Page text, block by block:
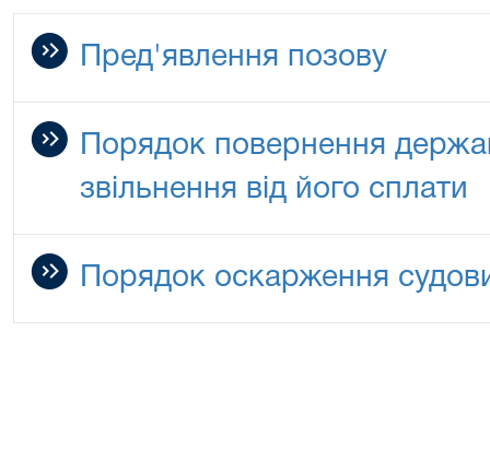
Пред'явлення позову
Порядок повернення
звільнення від його сплати
Порядок оскарження